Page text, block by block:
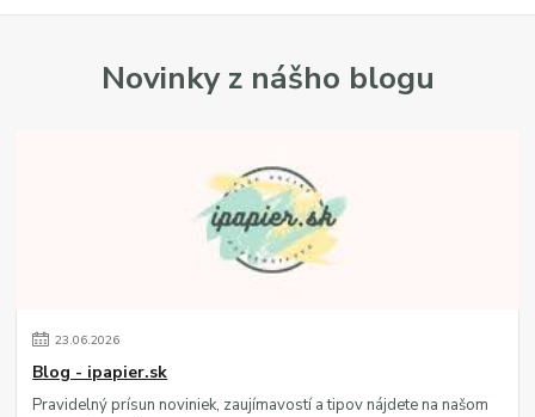
Novinky z nášho blogu
23.06.2026
Blog - ipapier.sk
Pravidelný prísun noviniek, zaujímavostí a tipov nájdete na našom